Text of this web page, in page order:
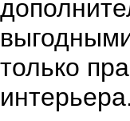
только
интерьера.